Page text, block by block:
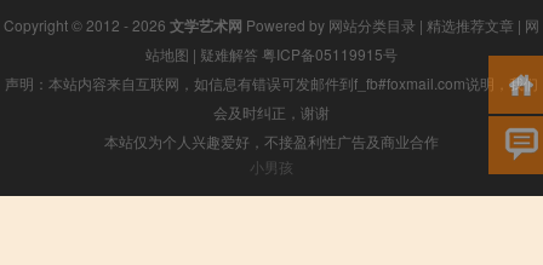
Copyright © 2012 - 2026 文学艺术网 Powered by 网站分类目录 | 精选推荐文章 | 网
站地图 | 疑难解答 粤ICP备05119915号
声明：本站内容来自互联网，如信息有错误可发邮件到f_fb#foxmail.com说明，我们
会及时纠正，谢谢
本站仅为个人兴趣爱好，不接盈利性广告及商业合作
小男孩